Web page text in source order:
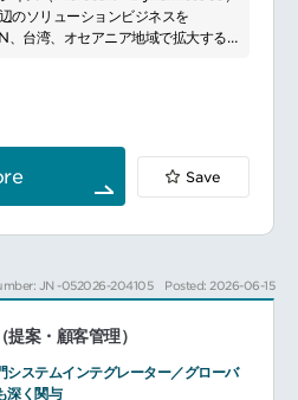
for industries including energy,
pharmaceuticals, and food.
operational efficiency,
のソリューションビジネスを
、台湾、オセアニア地域で拡大する
各国の営業、グループERPチーム3
各国地域の経営幹部顧客からの受注
提案力の構築
パートナーとの戦略的協業スキーム
顧客満足度の向上及びYokogawa関
Save
JN -052026-204105 Posted: 2026-06-15
案・顧客管理）
システムインテグレーター／グローバ
深く関与